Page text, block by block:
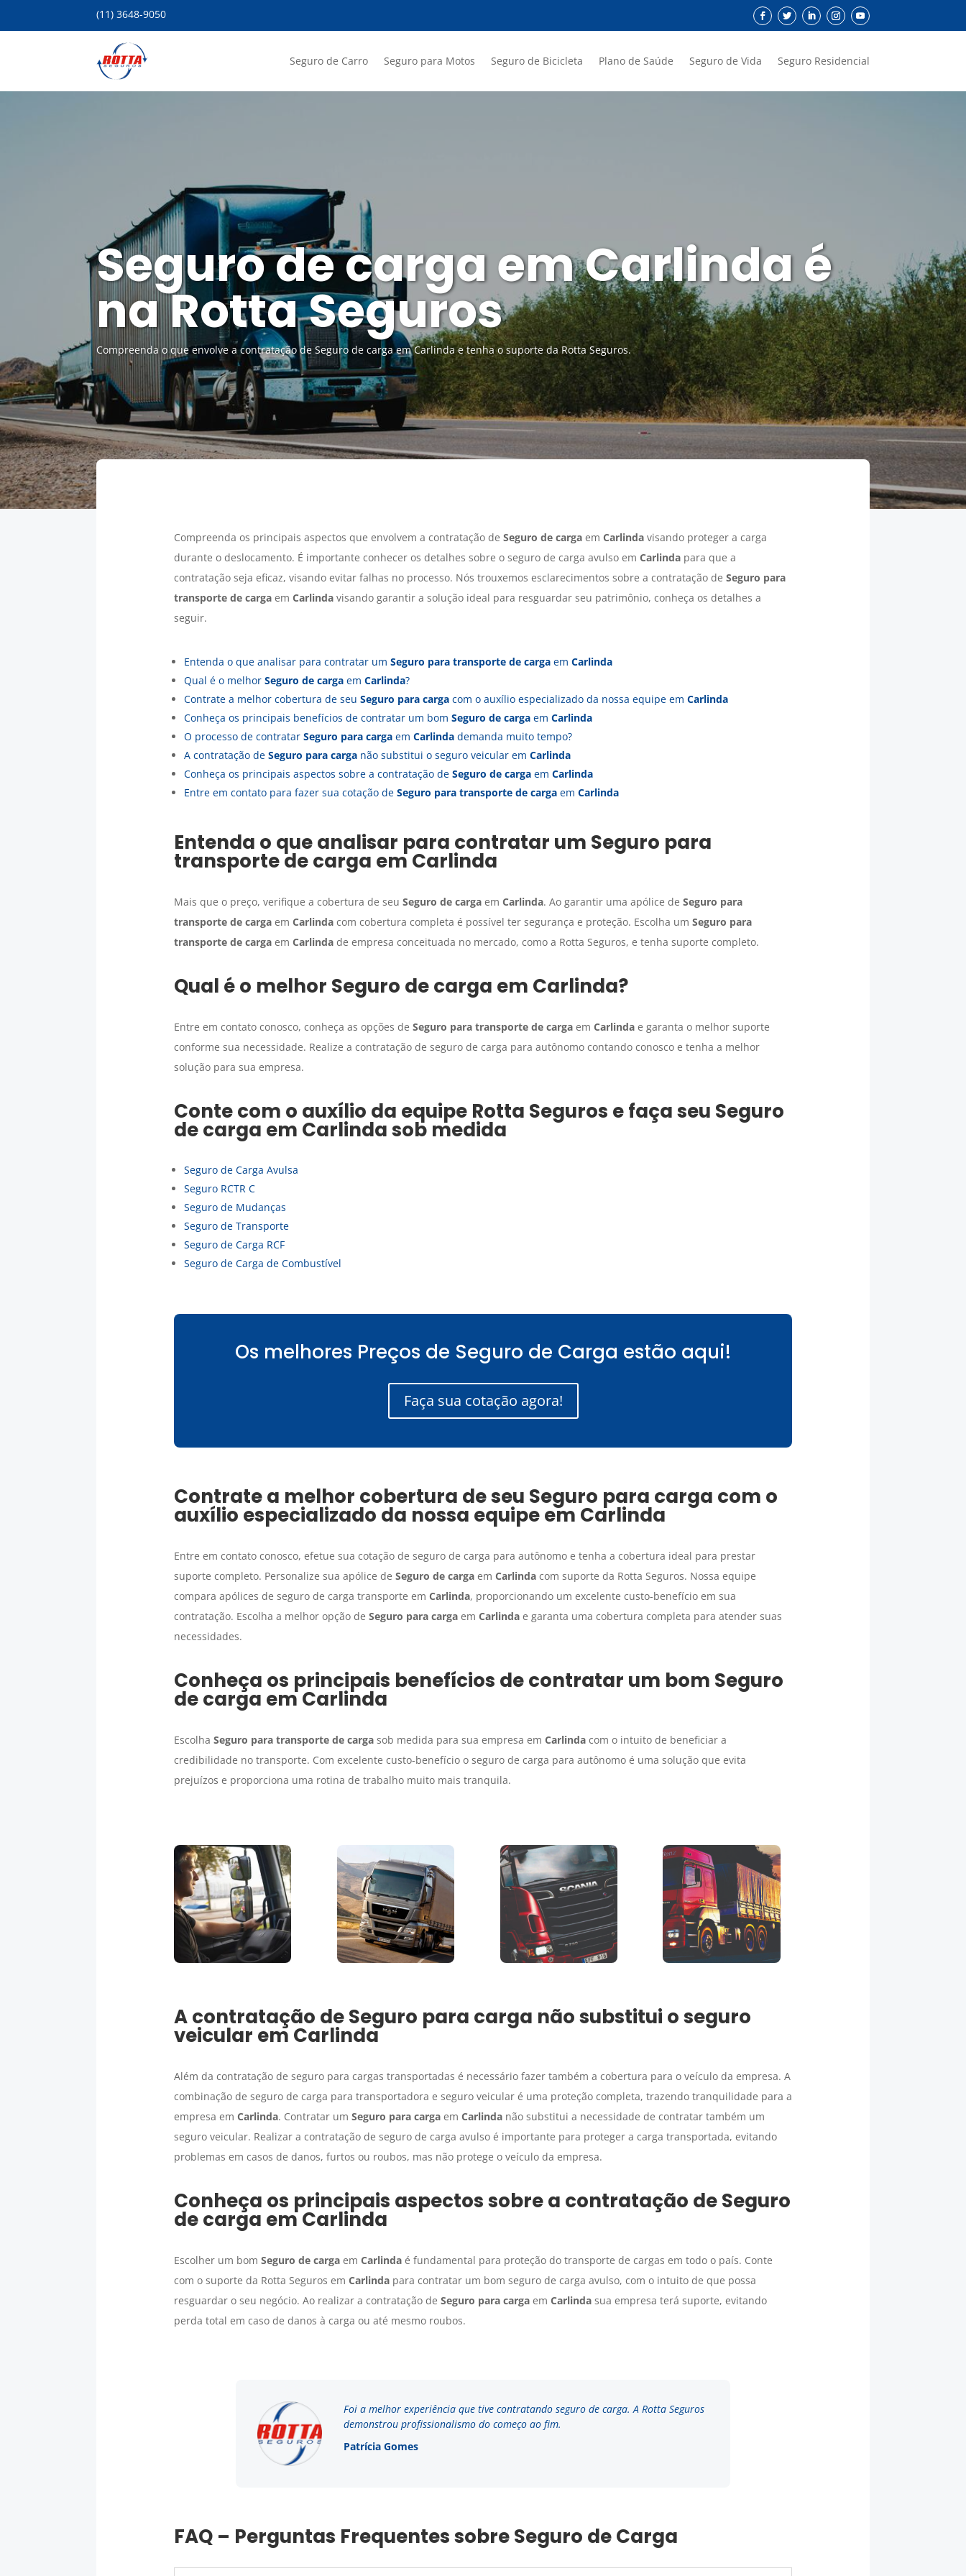
(11) 3648-9050
Seguro de Carro Seguro para Motos Seguro de Bicicleta Plano de Saúde Seguro de Vida Seguro Residencial
Seguro de carga em Carlinda é
na Rotta Seguros
Compreenda o que envolve a contratação de Seguro de carga em Carlinda e tenha o suporte da Rotta Seguros.
Compreenda os principais aspectos que envolvem a contratação de Seguro de cargaem Carlindavisando proteger a carga
durante o deslocamento. É importante conhecer os detalhes sobre o seguro de carga avulso em Carlindapara que a
contratação seja eficaz, visando evitar falhas no processo. Nós trouxemos esclarecimentos sobre a contratação de Seguro para
transporte de cargaem Carlindavisando garantir a solução ideal para resguardar seu patrimônio, conheça os detalhes a
seguir.
Entenda o que analisar para contratar um Seguro para transporte de cargaem Carlinda
Qual é o melhor Seguro de cargaem Carlinda?
Contrate a melhor cobertura de seu Seguro para cargacom o auxílio especializado da nossa equipe em Carlinda
Conheça os principais benefícios de contratar um bom Seguro de cargaem Carlinda
O processo de contratar Seguro para cargaem Carlindademanda muito tempo?
A contratação de Seguro para carganão substitui o seguro veicular em Carlinda
Conheça os principais aspectos sobre a contratação de Seguro de cargaem Carlinda
Entre em contato para fazer sua cotação de Seguro para transporte de cargaem Carlinda
Entenda o que analisar para contratar um Seguro para
transporte de carga emCarlinda
Mais que o preço, verifique a cobertura de seu Seguro de cargaem Carlinda. Ao garantir uma apólice de Seguro para
transporte de cargaem Carlindacom cobertura completa é possível ter segurança e proteção. Escolha um Seguro para
transporte de cargaem Carlindade empresa conceituada no mercado, como a Rotta Seguros, e tenha suporte completo.
Qual é o melhor Seguro de carga em Carlinda?
Entre em contato conosco, conheça as opções de Seguro para transporte de cargaem Carlindae garanta o melhor suporte
conforme sua necessidade. Realize a contratação de seguro de carga para autônomo contando conosco e tenha a melhor
solução para sua empresa.
Conte com o auxílio da equipe Rotta Seguros e faça seu Seguro
de carga em Carlindasob medida
Seguro de Carga Avulsa
Seguro RCTR C
Seguro de Mudanças
Seguro de Transporte
Seguro de Carga RCF
Seguro de Carga de Combustível
Os melhores Preços de Seguro de Carga estão aqui!
Faça sua cotação agora!
Contrate a melhor cobertura de seu Seguro para carga com o
auxílio especializado da nossa equipe em Carlinda
Entre em contato conosco, efetue sua cotação de seguro de carga para autônomo e tenha a cobertura ideal para prestar
suporte completo. Personalize sua apólice de Seguro de cargaem Carlindacom suporte da Rotta Seguros. Nossa equipe
compara apólices de seguro de carga transporte em Carlinda, proporcionando um excelente custo-benefício em sua
contratação. Escolha a melhor opção de Seguro para cargaem Carlindae garanta uma cobertura completa para atender suas
necessidades.
Conheça os principais benefícios de contratar um bom Seguro
de carga emCarlinda
Escolha Seguro para transporte de cargasob medida para sua empresa em Carlindacom o intuito de beneficiar a
credibilidade no transporte. Com excelente custo-benefício o seguro de carga para autônomo é uma solução que evita
prejuízos e proporciona uma rotina de trabalho muito mais tranquila.
A contratação deSeguro para carga não substitui o seguro
veicular em Carlinda
Além da contratação de seguro para cargas transportadas é necessário fazer também a cobertura para o veículo da empresa. A
combinação de seguro de carga para transportadora e seguro veicular é uma proteção completa, trazendo tranquilidade para a
empresa em Carlinda. Contratar um Seguro para cargaem Carlindanão substitui a necessidade de contratar também um
seguro veicular. Realizar a contratação de seguro de carga avulso é importante para proteger a carga transportada, evitando
problemas em casos de danos, furtos ou roubos, mas não protege o veículo da empresa.
Conheça os principais aspectos sobre a contratação deSeguro
de carga emCarlinda
Escolher um bom Seguro de cargaem Carlindaé fundamental para proteção do transporte de cargas em todo o país. Conte
com o suporte da Rotta Seguros em Carlindapara contratar um bom seguro de carga avulso, com o intuito de que possa
resguardar o seu negócio. Ao realizar a contratação de Seguro para cargaem Carlindasua empresa terá suporte, evitando
perda total em caso de danos à carga ou até mesmo roubos.
Foi a melhor experiência que tive contratando seguro de carga. A Rotta Seguros
demonstrou profissionalismo do começo ao fim.
Patrícia Gomes
FAQ – Perguntas Frequentes sobre Seguro de Carga